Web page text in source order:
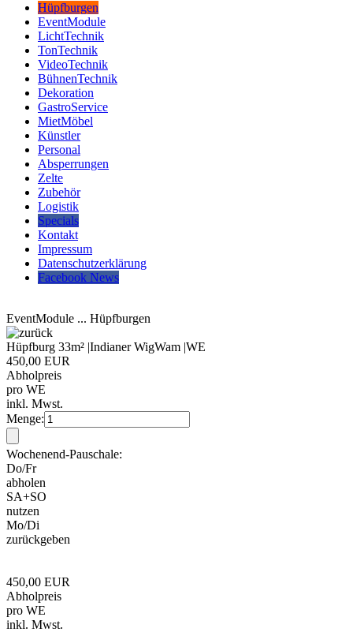
Hüpfburgen
EventModule
LichtTechnik
TonTechnik
VideoTechnik
BühnenTechnik
Dekoration
GastroService
MietMöbel
Künstler
Personal
Absperrungen
Zelte
Zubehör
Logistik
Specials
Kontakt
Impressum
Datenschutzerklärung
Facebook News
EventModule ... Hüpfburgen
Hüpfburg 33m² |Indianer WigWam |WE
450,00 EUR
Abholpreis
pro WE
inkl. Mwst.
Menge:
Wochenend-Pauschale:
Do/Fr
abholen
SA+SO
nutzen
Mo/Di
zurückgeben
450,00 EUR
Abholpreis
pro WE
inkl. Mwst.